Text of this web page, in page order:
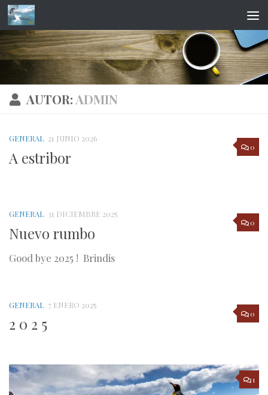
Saltar al contenido
AUTOR: ADMIN
0
GENERAL 21 JUNIO 2026
A estribor
0
GENERAL 31 DICIEMBRE 2025
Nuevo rumbo
Good bye 2025 ! Brindis
0
GENERAL 7 ENERO 2025
2 0 2 5
1